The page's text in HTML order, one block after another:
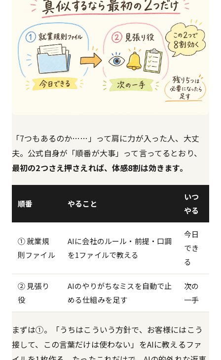
「7つもあるのか……」って肩に力が入った人、大丈
夫。公式自身が「順番が大事」って言ってるとおり、
最初の2つさえ押さえれば、体感8割は効きます。
順番 やること
いつ
やる
① 就業規
則ファイル
AIに会社のルール・前提・口調
を1ファイルで教える
今日
でき
る
② 見張り
役
AIのやりがちなミスを自動で止
める仕組みを足す
次の
一手
まずは①。「うちはこういう方針で、お客様にはこう
接して、この言葉だけは使わない」をAIに教えるファ